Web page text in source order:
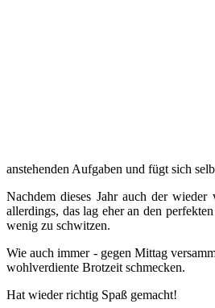
anstehenden Aufgaben und fügt sich
Nachdem dieses Jahr auch der
allerdings, das lag eher an den
wenig zu schwitzen.
Wie auch immer - gegen Mittag
wohlverdiente Brotzeit schmecken.
Hat wieder richtig Spaß gemacht!